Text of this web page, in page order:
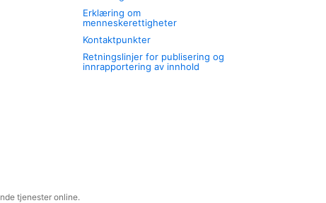
Erklæring om
menneskerettigheter
Kontaktpunkter
Retningslinjer for publisering og
innrapportering av innhold
tjenester online.